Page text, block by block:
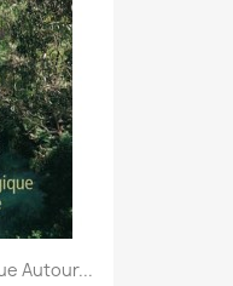
Autour...